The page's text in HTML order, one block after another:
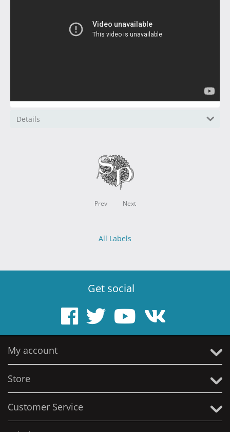
Details
Prev Next
All Labels
Get social
My account
Store
Customer Service